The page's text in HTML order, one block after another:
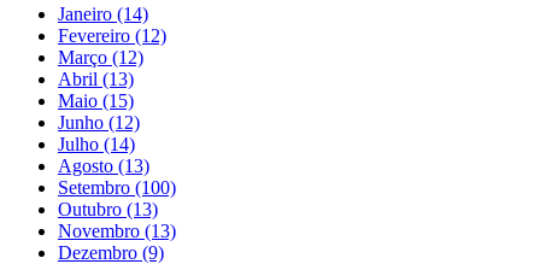
Janeiro (14)
Fevereiro (12)
Março (12)
Abril (13)
Maio (15)
Junho (12)
Julho (14)
Agosto (13)
Setembro (100)
Outubro (13)
Novembro (13)
Dezembro (9)